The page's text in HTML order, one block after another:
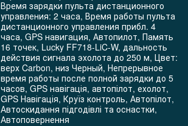
Время зарядки пульта дистанционного
управления: 2 часа, Время работы пульта
дистанционного управления прибл. 4
часа, GPS навигация, Автопилот, Память
16 точек, Lucky FF718-LiC-W, дальность
действия сигнала эхолота до 250 м, Цвет:
верх Carbon, низ Черный, Непрерывное
время работы после полной зарядки до 5
часов, GPS навігація, автопілот, ехолот,
GPS Навігація, Круїз контроль, Автопілот,
Автоскидання підгодівлі та оснастки,
Автоповернення